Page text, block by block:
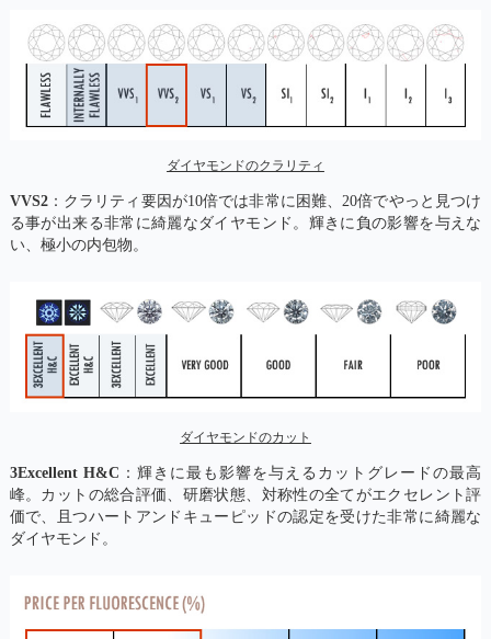
ダイヤモンドのクラリティ
VVS2：クラリティ要因が10倍では非常に困難、20倍でやっと見つけ
る事が出来る非常に綺麗なダイヤモンド。輝きに負の影響を与えな
い、極小の内包物。
ダイヤモンドのカット
3Excellent H&C ：輝きに最も影響を与えるカットグレードの最高
峰。カットの総合評価、研磨状態、対称性の全てがエクセレント評
価で、且つハートアンドキューピッドの認定を受けた非常に綺麗な
ダイヤモンド。